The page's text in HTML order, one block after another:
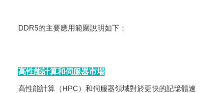
DDR5的主要應用範圍說明如下：
高性能計算和伺服器市場
高性能計算（HPC）和伺服器領域對於更快的記憶體速